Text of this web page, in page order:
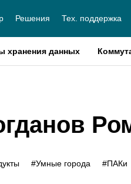
Решения Тех. поддержка
хранения данных
#Умные города #ПАКи